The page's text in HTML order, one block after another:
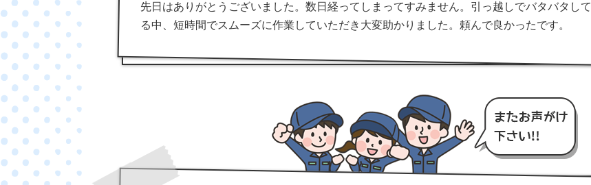
先日はありがとうございました。数日経ってしまってすみません。引っ越しでバタバタして
る中、短時間でスムーズに作業していただき大変助かりました。頼んで良かったです。